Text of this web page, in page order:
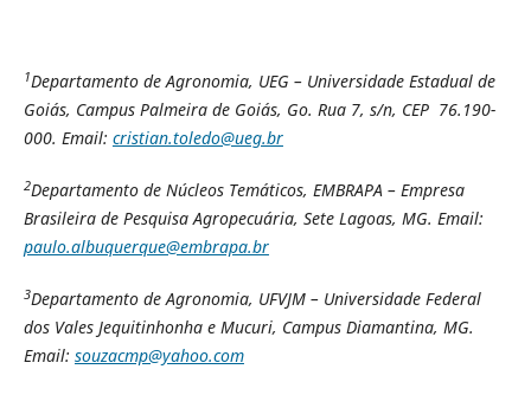
1Departamento de Agronomia, UEG – Universidade Estadual de
Goiás, Campus Palmeira de Goiás, Go. Rua 7, s/n, CEP 76.190-
000. Email: cristian.toledo@ueg.br
2Departamento de Núcleos Temáticos, EMBRAPA – Empresa
Brasileira de Pesquisa Agropecuária, Sete Lagoas, MG. Email:
paulo.albuquerque@embrapa.br
3Departamento de Agronomia, UFVJM – Universidade Federal
dos Vales Jequitinhonha e Mucuri, Campus Diamantina, MG.
Email: souzacmp@yahoo.com